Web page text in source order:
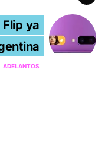
Flip ya
ADELANTOS